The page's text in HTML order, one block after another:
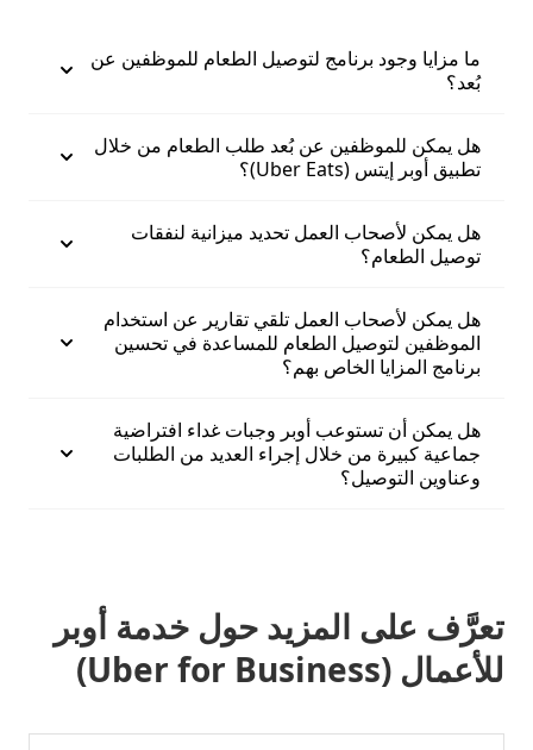
ما مزايا وجود برنامج لتوصيل الطعام للموظفين عن
بُعد؟
هل يمكن للموظفين عن بُعد طلب الطعام من خلال
تطبيق أوبر إيتس (Uber Eats)؟
هل يمكن لأصحاب العمل تحديد ميزانية لنفقات
توصيل الطعام؟
هل يمكن لأصحاب العمل تلقي تقارير عن استخدام
الموظفين لتوصيل الطعام للمساعدة في تحسين
برنامج المزايا الخاص بهم؟
هل يمكن أن تستوعب أوبر وجبات غداء افتراضية
جماعية كبيرة من خلال إجراء العديد من الطلبات
وعناوين التوصيل؟
تعرَّف على المزيد حول خدمة أوبر
للأعمال (Uber for Business)